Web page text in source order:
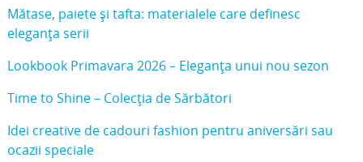
Mătase, paiete și tafta: materialele care definesc
eleganța serii
Lookbook Primavara 2026 – Eleganța unui nou sezon
Time to Shine – Colecția de Sărbători
Idei creative de cadouri fashion pentru aniversări sau
ocazii speciale